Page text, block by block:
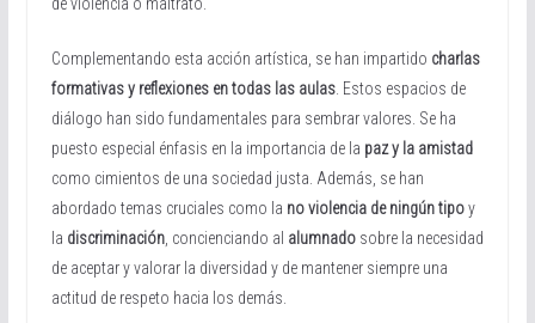
de violencia o maltrato.
Complementando esta acción artística, se han impartido charlas
formativas y reflexiones en todas las aulas. Estos espacios de
diálogo han sido fundamentales para sembrar valores. Se ha
puesto especial énfasis en la importancia de la paz y la amistad
como cimientos de una sociedad justa. Además, se han
abordado temas cruciales como la no violencia de ningún tipoy
la discriminación, concienciando al alumnadosobre la necesidad
de aceptar y valorar la diversidad y de mantener siempre una
actitud de respeto hacia los demás.